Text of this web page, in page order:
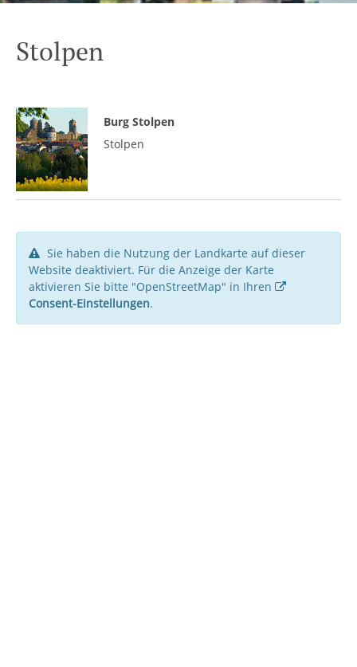
Stolpen
Burg Stolpen
Stolpen
Sie haben die Nutzung der Landkarte auf dieser
Website deaktiviert. Für die Anzeige der Karte
aktivieren Sie bitte "OpenStreetMap" in Ihren
Consent-Einstellungen.